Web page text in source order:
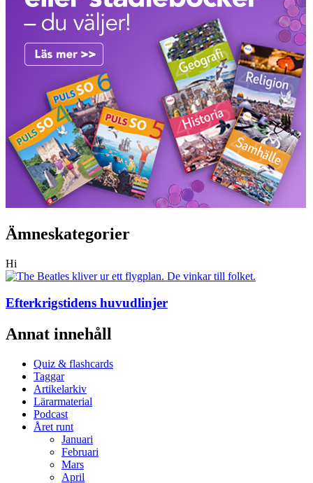
Ämneskategorier
Hi
Efterkrigstidens huvudlinjer
Annat innehåll
Quiz & flashcards
Taggar
Artikelarkiv
Lärarmaterial
Podcast
Året runt
Januari
Februari
Mars
April